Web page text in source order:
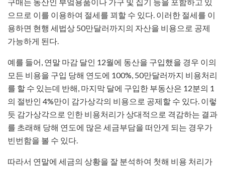
으므로 이를 이용하여 절세를 꾀할 수 있다. 이러한 절세를 이
용하면 현행 세법상 50만달러까지의 자산을 비용으로 공제
가능하게 된다.
예를 들어, 연말 마감 달인 12월에 동산을 구입했을 경우 이의
모든 비용을 구입 당해 연도에 100%, 50만달러까지 비용처리
를 할 수 있는데 반해, 마지막 달에 구입한 부동산은 12분의 1
의 절반인 4%만이 감가상각의 비용으로 공제할 수 있다. 이렇
듯 감가상각으로 인한 비용처리가 상대적으로 격감하는 결과
를 초래해 당해 연도에 많은 세금부담을 떠안게 되는 경우가
빈번함을 볼 수 있다.
따라서 연말에 세금의 상황을 잘 분석하여 첫해 비용 처리가